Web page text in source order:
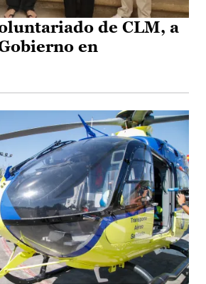
de CLM, a
en